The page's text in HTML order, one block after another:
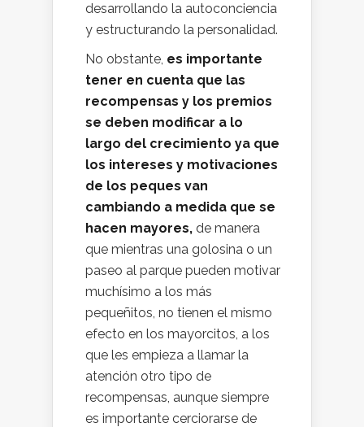
desarrollando la autoconciencia
y estructurando la personalidad.
No obstante, es importante
tener en cuenta que las
recompensas y los premios
se deben modificar a lo
largo del crecimiento ya que
los intereses y motivaciones
de los peques van
cambiando a medida que se
hacen mayores, de manera
que mientras una golosina o un
paseo al parque pueden motivar
muchísimo a los más
pequeñitos, no tienen el mismo
efecto en los mayorcitos, a los
que les empieza a llamar la
atención otro tipo de
recompensas, aunque siempre
es importante cerciorarse de